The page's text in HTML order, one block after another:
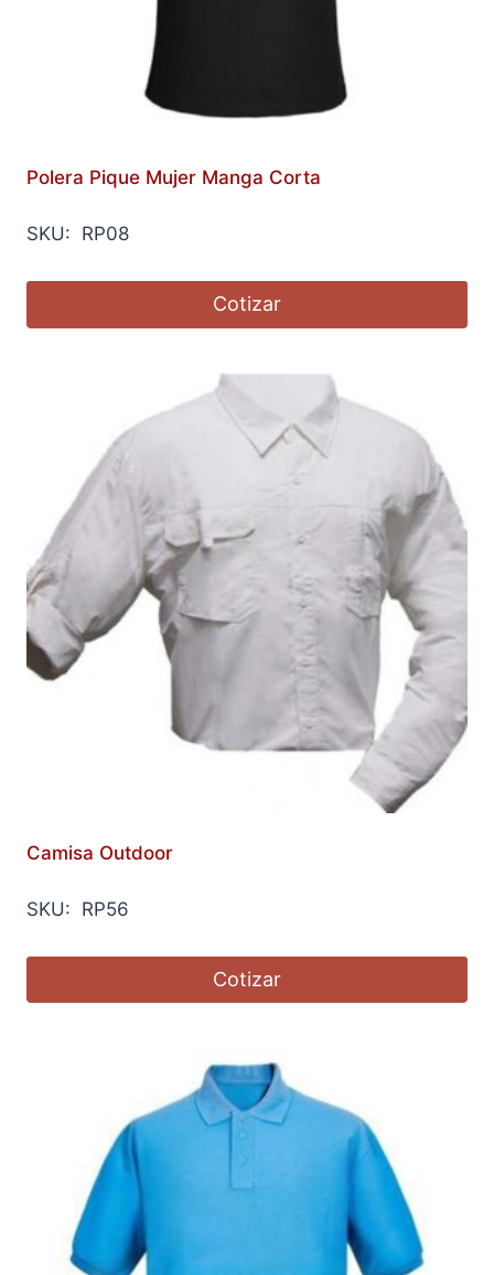
Polera Pique Mujer Manga Corta
SKU: RP08
Cotizar
Camisa Outdoor
SKU: RP56
Cotizar